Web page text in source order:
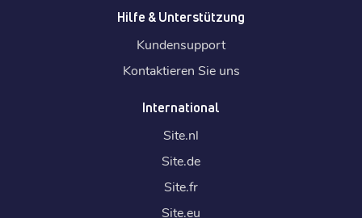
Hilfe & Unterstützung
Kundensupport
Kontaktieren Sie uns
International
Site.nl
Site.de
Site.fr
Site.eu